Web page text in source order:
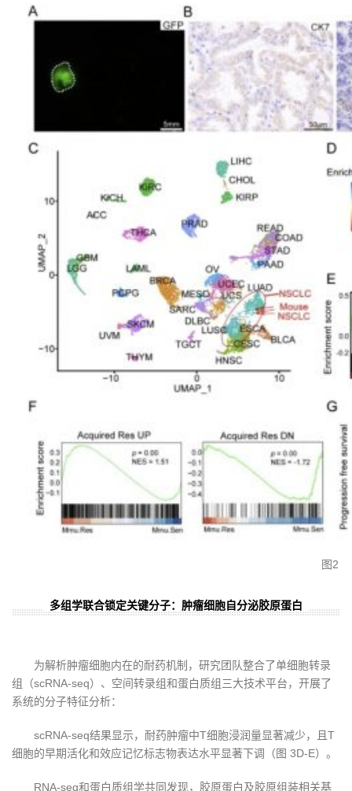
图2
多组学联合锁定关键分子：肿瘤细胞自分泌胶原蛋白
为解析肿瘤细胞内在的耐药机制，研究团队整合了单细胞转录
组（scRNA-seq）、空间转录组和蛋白质组三大技术平台，开展了
系统的分子特征分析：
scRNA-seq结果显示，耐药肿瘤中T细胞浸润量显著减少，且T
细胞的早期活化和效应记忆标志物表达水平显著下调（图 3D-E）。
RNA-seq和蛋白质组学共同发现，胶原蛋白及胶原组装相关基